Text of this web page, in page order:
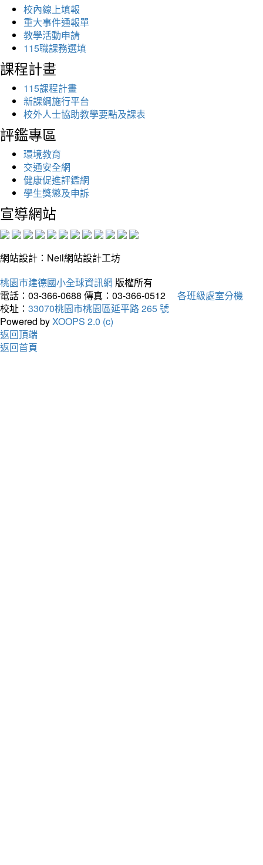
校內線上填報
重大事件通報單
教學活動申請
115職課務選填
課程計畫
115課程計畫
新課綱施行平台
校外人士協助教學要點及課表
評鑑專區
環境教育
交通安全網
健康促進評鑑網
學生獎懲及申訴
宣導網站
網站設計：Neil網站設計工坊
桃園市建德國小全球資訊網 版權所有
電話：03-366-0688 傳真：03-366-0512
各班級處室分機
校址： 33070桃園市桃園區延平路 265 號
Powered byXOOPS 2.0 (c)
返回頂端
返回首頁